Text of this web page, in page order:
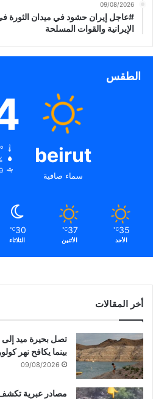
09/08/2026
#عاجل إيران حشود في ميدان الثورة
الإيرانية والقوات المسلحة
الطقس
beirut
سماء صافية
35
℃
الأحد
37
℃
الأثنين
30
℃
الثلاثاء
أخر المقالات
تصل بحيرة ميد
بينما يكافح نهر
09/08/2026
مصادر عبرية